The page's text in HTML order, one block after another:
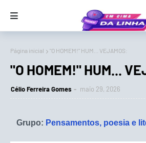
Página inicial "O HOMEM!" HUM... VEJAMOS:
"O HOMEM!" HUM...
Célio Ferreira Gomes maio 29, 2026
Grupo: Pensamentos, poesia e